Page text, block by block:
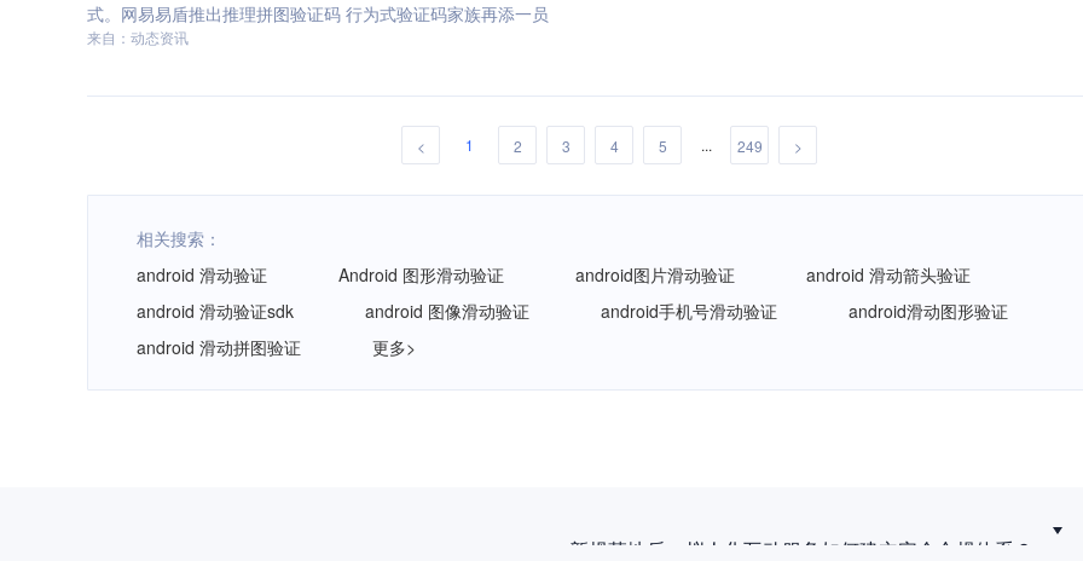
式。网易易盾推出推理拼图验证码 行为式验证码家族再添一员
来自：动态资讯
< 1 2 3 4 5 ... 249 >
相关搜索：
android 滑动验证
Android 图形滑动验证 android图片滑动验证
android 滑动箭头验证
android 滑动验证sdk
android 图像滑动验证 android手机号滑动验证
android滑动图形验证
android 滑动拼图验证
更多>